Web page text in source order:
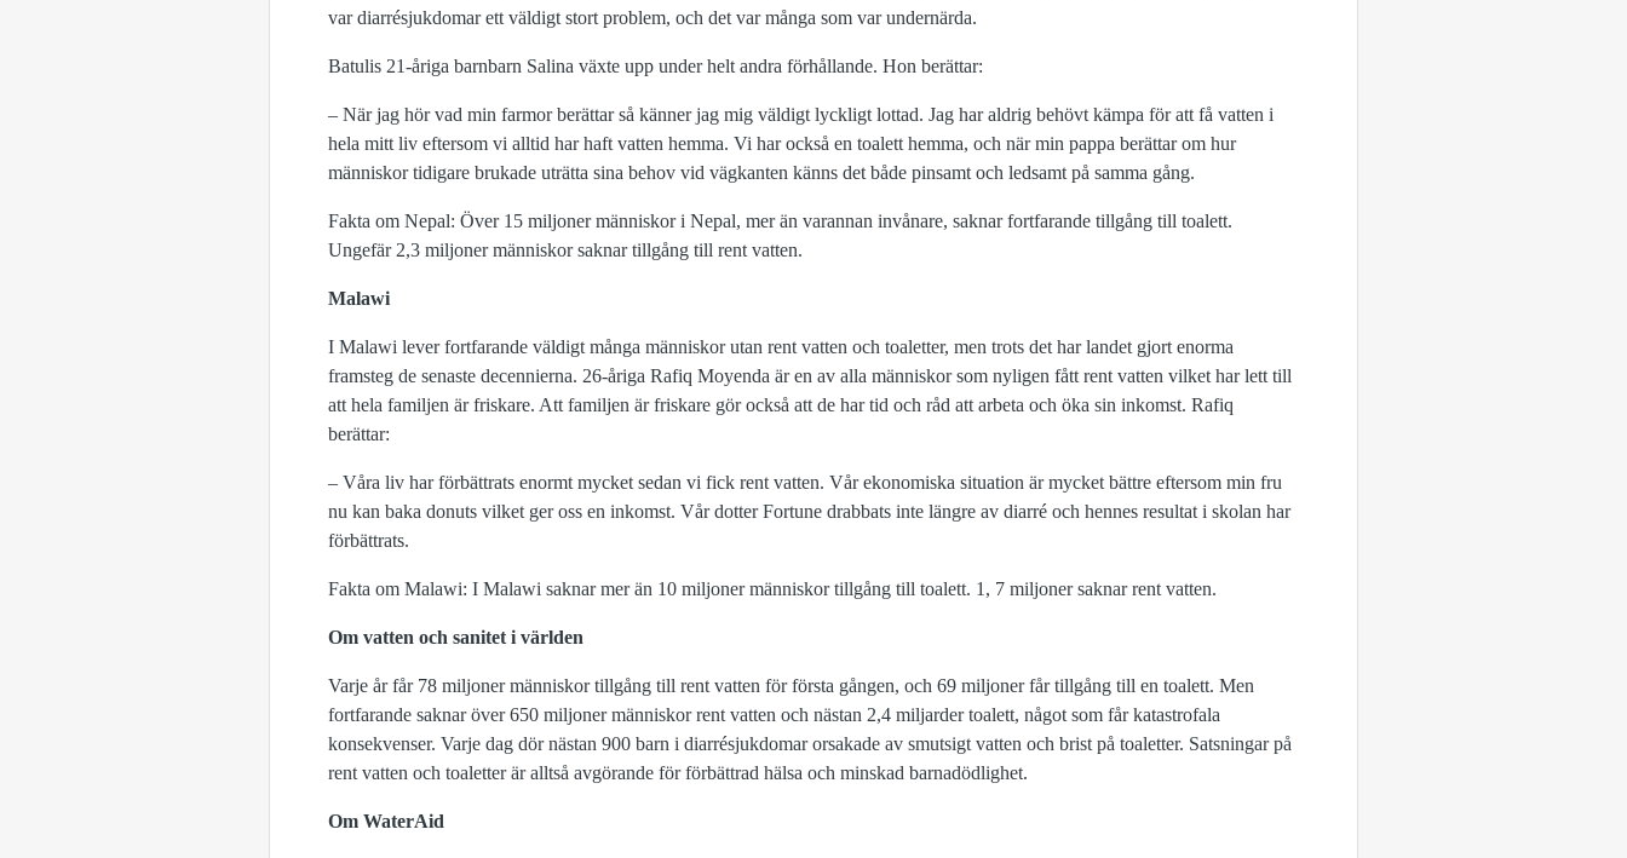
var diarrésjukdomar ett väldigt stort problem, och det var många som var undernärda.
Batulis 21-åriga barnbarn Salina växte upp under helt andra förhållande. Hon berättar:
– När jag hör vad min farmor berättar så känner jag mig väldigt lyckligt lottad. Jag har aldrig behövt kämpa för att få vatten i
hela mitt liv eftersom vi alltid har haft vatten hemma. Vi har också en toalett hemma, och när min pappa berättar om hur
människor tidigare brukade uträtta sina behov vid vägkanten känns det både pinsamt och ledsamt på samma gång.
Fakta om Nepal: Över 15 miljoner människor i Nepal, mer än varannan invånare, saknar fortfarande tillgång till toalett.
Ungefär 2,3 miljoner människor saknar tillgång till rent vatten.
Malawi
I Malawi lever fortfarande väldigt många människor utan rent vatten och toaletter, men trots det har landet gjort enorma
framsteg de senaste decennierna. 26-åriga Rafiq Moyenda är en av alla människor som nyligen fått rent vatten vilket har lett till
att hela familjen är friskare. Att familjen är friskare gör också att de har tid och råd att arbeta och öka sin inkomst. Rafiq
berättar:
– Våra liv har förbättrats enormt mycket sedan vi fick rent vatten. Vår ekonomiska situation är mycket bättre eftersom min fru
nu kan baka donuts vilket ger oss en inkomst. Vår dotter Fortune drabbats inte längre av diarré och hennes resultat i skolan har
förbättrats.
Fakta om Malawi: I Malawi saknar mer än 10 miljoner människor tillgång till toalett. 1, 7 miljoner saknar rent vatten.
Om vatten och sanitet i världen
Varje år får 78 miljoner människor tillgång till rent vatten för första gången, och 69 miljoner får tillgång till en toalett. Men
fortfarande saknar över 650 miljoner människor rent vatten och nästan 2,4 miljarder toalett, något som får katastrofala
konsekvenser. Varje dag dör nästan 900 barn i diarrésjukdomar orsakade av smutsigt vatten och brist på toaletter. Satsningar på
rent vatten och toaletter är alltså avgörande för förbättrad hälsa och minskad barnadödlighet.
Om WaterAid